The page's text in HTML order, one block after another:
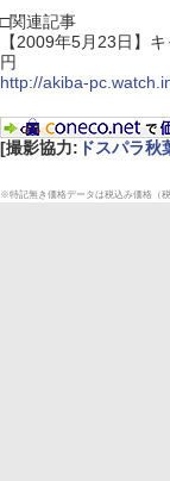
□関連記事
【2009年5月23日】
円
http://akiba-
[撮影協力: ドスパラ秋
※特記無き価格データは税込み価格（税